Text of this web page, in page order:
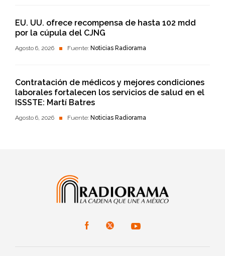
EU. UU. ofrece recompensa de hasta 102 mdd
por la cúpula del CJNG
Agosto 6, 2026 Fuente: Noticias Radiorama
Contratación de médicos y mejores condiciones
laborales fortalecen los servicios de salud en el
ISSSTE: Martí Batres
Agosto 6, 2026 Fuente: Noticias Radiorama